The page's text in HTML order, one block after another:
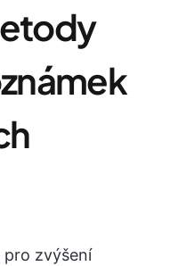
pro zvýšení